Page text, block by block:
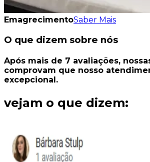
EmagrecimentoSaber Mais
O que dizem sobre nós
Após mais de 7 avaliações,
comprovam que nosso
excepcional.
vejam o que dizem: